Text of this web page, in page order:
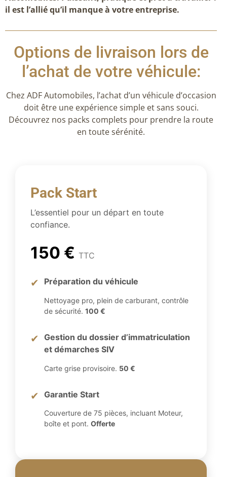
il est l’allié qu’il manque à votre entreprise.
Options de livraison lors de
l’achat de votre véhicule:
Chez ADF Automobiles, l’achat d’un véhicule d’occasion
doit être une expérience simple et sans souci.
Découvrez nos packs complets pour prendre la route
en toute sérénité.
Pack Start
L’essentiel pour un départ en toute
confiance.
150 € TTC
✔ Préparation du véhicule
Nettoyage pro, plein de carburant, contrôle
de sécurité. 100 €
✔ Gestion du dossier d’immatriculation
et démarches SIV
Carte grise provisoire. 50 €
✔ Garantie Start
Couverture de 75 pièces, incluant Moteur,
boîte et pont. Offerte